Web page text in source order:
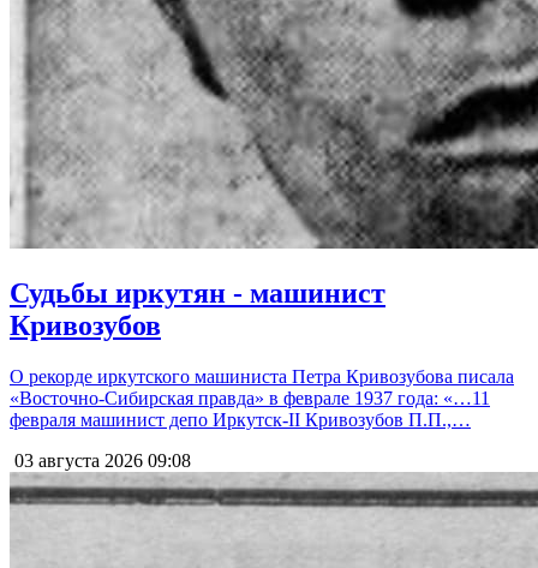
Судьбы иркутян - машинист
Кривозубов
О рекорде иркутского машиниста Петра Кривозубова писала
«Восточно-Сибирская правда» в феврале 1937 года: «…11
февраля машинист депо Иркутск-II Кривозубов П.П.,…
03 августа 2026 09:08